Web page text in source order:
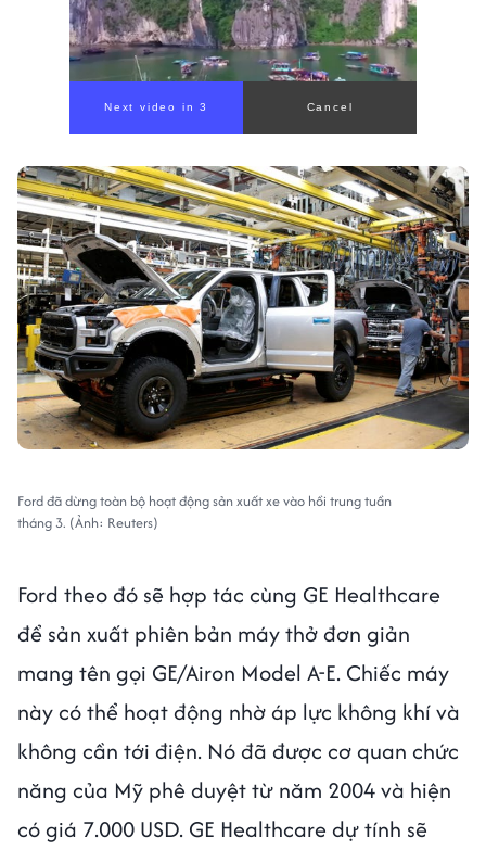
Next video in 1 Cancel
Ford đã dừng toàn bộ hoạt động sản xuất xe vào hồi trung tuần
tháng 3. (Ảnh: Reuters)
Ford theo đó sẽ hợp tác cùng GE Healthcare
để sản xuất phiên bản máy thở đơn giản
mang tên gọi GE/Airon Model A-E. Chiếc máy
này có thể hoạt động nhờ áp lực không khí và
không cần tới điện. Nó đã được cơ quan chức
năng của Mỹ phê duyệt từ năm 2004 và hiện
có giá 7.000 USD. GE Healthcare dự tính sẽ